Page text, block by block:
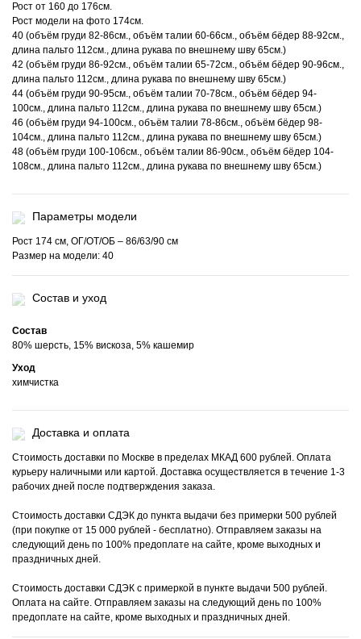
Рост от 160 до 176см.
Рост модели на фото 174см.
40 (объём груди 82-86см., объём талии 60-66см., объём бёдер 88-92см.,
длина пальто 112см., длина рукава по внешнему шву 65см.)
42 (объём груди 86-92см., объём талии 65-72см., объём бёдер 90-96см.,
длина пальто 112см., длина рукава по внешнему шву 65см.)
44 (объём груди 90-95см., объём талии 70-78см., объём бёдер 94-
100см., длина пальто 112см., длина рукава по внешнему шву 65см.)
46 (объём груди 94-100см., объём талии 78-86см., объём бёдер 98-
104см., длина пальто 112см., длина рукава по внешнему шву 65см.)
48 (объём груди 100-106см., объём талии 86-90см., объём бёдер 104-
108см., длина пальто 112см., длина рукава по внешнему шву 65см.)
Параметры модели
Рост 174 см, ОГ/ОТ/ОБ – 86/63/90 см
Размер на модели: 40
Состав и уход
Состав
80% шерсть, 15% вискоза, 5% кашемир
Уход
химчистка
Доставка и оплата
Стоимость доставки по Москве в пределах МКАД 600 рублей. Оплата
курьеру наличными или картой. Доставка осуществляется в течение 1-3
рабочих дней после подтверждения заказа.
Стоимость доставки СДЭК до пункта выдачи без примерки 500 рублей
(при покупке от 15 000 рублей - бесплатно). Отправляем заказы на
следующий день по 100% предоплате на сайте, кроме выходных и
праздничных дней.
Стоимость доставки СДЭК с примеркой в пункте выдачи 500 рублей.
Оплата на сайте. Отправляем заказы на следующий день по 100%
предоплате на сайте, кроме выходных и праздничных дней.